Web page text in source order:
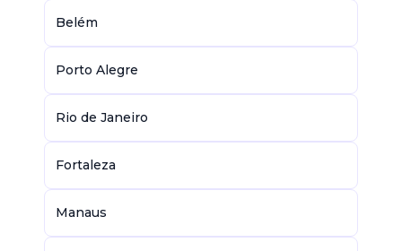
Belém
Porto Alegre
Rio de Janeiro
Fortaleza
Manaus